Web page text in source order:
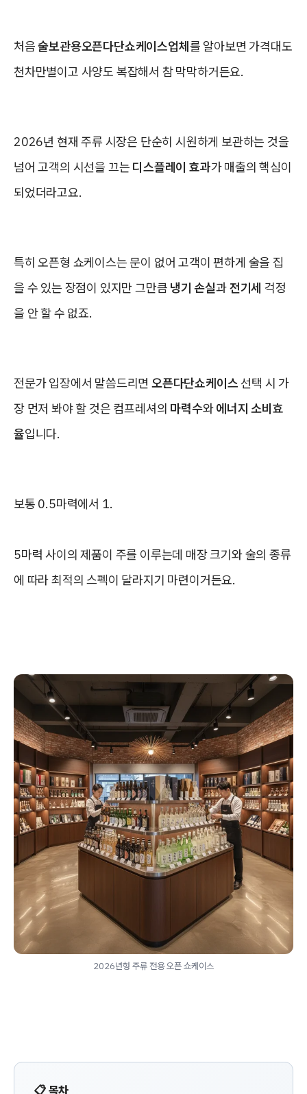
처음술보관용오픈다단쇼케이스업체를 알아보면 가격대도
천차만별이고 사양도 복잡해서 참 막막하거든요.
2026년 현재 주류 시장은 단순히 시원하게 보관하는 것을
넘어 고객의 시선을 끄는 디스플레이 효과가 매출의 핵심이
되었더라고요.
특히 오픈형 쇼케이스는 문이 없어 고객이 편하게 술을 집
을 수 있는 장점이 있지만 그만큼 냉기 손실과전기세 걱정
을 안 할 수 없죠.
전문가 입장에서 말씀드리면오픈다단쇼케이스 선택 시 가
장 먼저 봐야 할 것은 컴프레셔의 마력수와에너지 소비효
율입니다.
보통 0.5마력에서 1.
5마력 사이의 제품이 주를 이루는데 매장 크기와 술의 종류
에 따라 최적의 스펙이 달라지기 마련이거든요.
2026년형 주류 전용 오픈 쇼케이스
📋 목차